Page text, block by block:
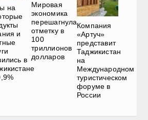
на
и
в
Мировая
экономика
перешагнула
отметку в
100
триллионов
долларов
Компания
«Артуч»
представит
Таджикистан
на
Международном
туристическом
форуме в
России